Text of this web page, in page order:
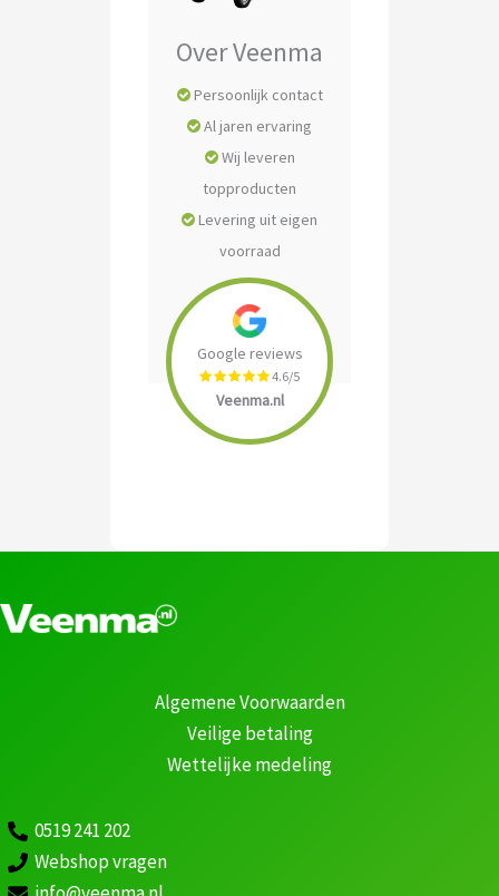
Over Veenma
Persoonlijk contact
Al jaren ervaring
Wij leveren
topproducten
Levering uit eigen
voorraad
Google reviews
4.6/5
Veenma.nl
Algemene Voorwaarden
Veilige betaling
Wettelijke medeling
0519 241 202
Webshop vragen